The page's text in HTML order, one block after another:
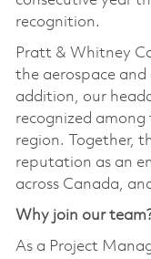
recognition.
Pratt & Whitney
the aerospace
addition, our
recognized
region. Together,
reputation as an
across Canada,
Why join our
As a Project